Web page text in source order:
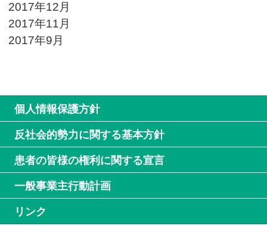
2017年12月
2017年11月
2017年9月
個人情報保護方針
反社会的勢力に関する基本方針
患者の皆様の権利に関する宣言
一般事業主行動計画
リンク